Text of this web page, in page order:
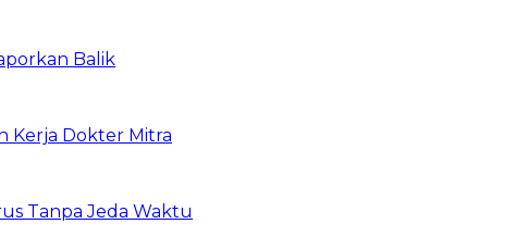
Balik
Kerja Dokter Mitra
Tanpa Jeda Waktu